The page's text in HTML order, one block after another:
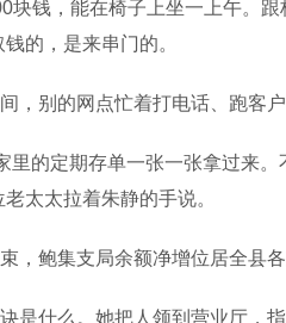
钱，能在椅子上坐一上午。跟
的，是来串门的。
别的网点忙着打电话、跑客户
的定期存单一张一张拿过来。
太太拉着朱静的手说。
鲍集支局余额净增位居全县各
什么。她把人领到营业厅，指